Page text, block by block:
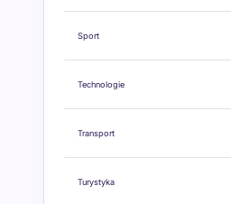
Sport
Technologie
Transport
Turystyka